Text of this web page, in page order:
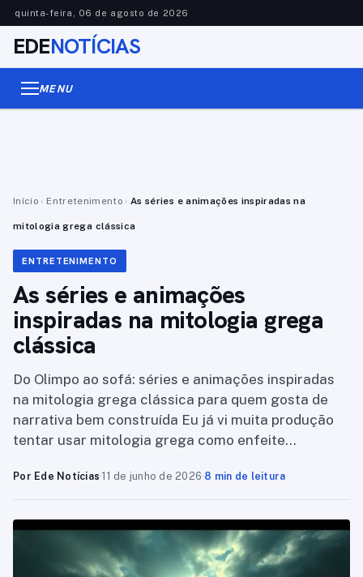
quinta-feira, 06 de agosto de 2026
EDENOTÍCIAS
MENU
Início › Entretenimento › As séries e animações inspiradas na
mitologia grega clássica
ENTRETENIMENTO
As séries e animações
inspiradas na mitologia grega
clássica
Do Olimpo ao sofá: séries e animações inspiradas
na mitologia grega clássica para quem gosta de
narrativa bem construída Eu já vi muita produção
tentar usar mitologia grega como enfeite…
Por Ede Notícias·11 de junho de 2026·8 min de leitura